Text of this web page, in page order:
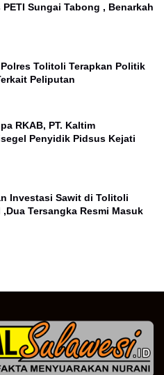
Sungai Tabong , Benarkah
Tolitoli Terapkan Politik
Peliputan
RKAB, PT. Kaltim
Penyidik Pidsus Kejati
Investasi Sawit di Tolitoli
,Dua Tersangka Resmi Masuk